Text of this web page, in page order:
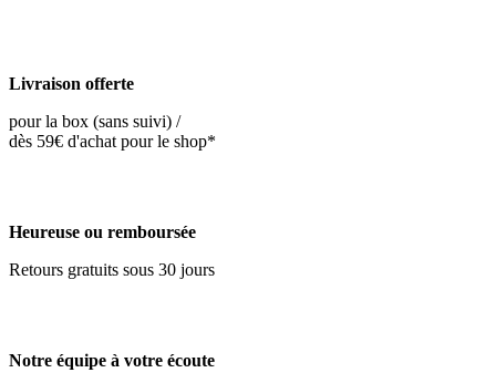
Livraison offerte
pour la box (sans suivi) /
dès 59€ d'achat pour le shop*
Heureuse ou remboursée
Retours gratuits sous 30 jours
Notre équipe à votre écoute